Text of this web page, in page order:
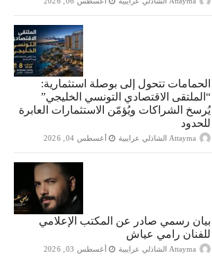
الحمامات تتحول إلى بوصلة استثمارية:
“الملتقى الاقتصادي التونسي الخليجي”
يُرسخ الشراكات ويُؤمّن الاستثمارات العابرة
للحدود
Attayma الشاذلي عرايبية أغسطس 04, 2026
بيان رسمي صادر عن المكتب الإعلامي
للفنان رامي عياش
Attayma الشاذلي عرايبية أغسطس 03, 2026